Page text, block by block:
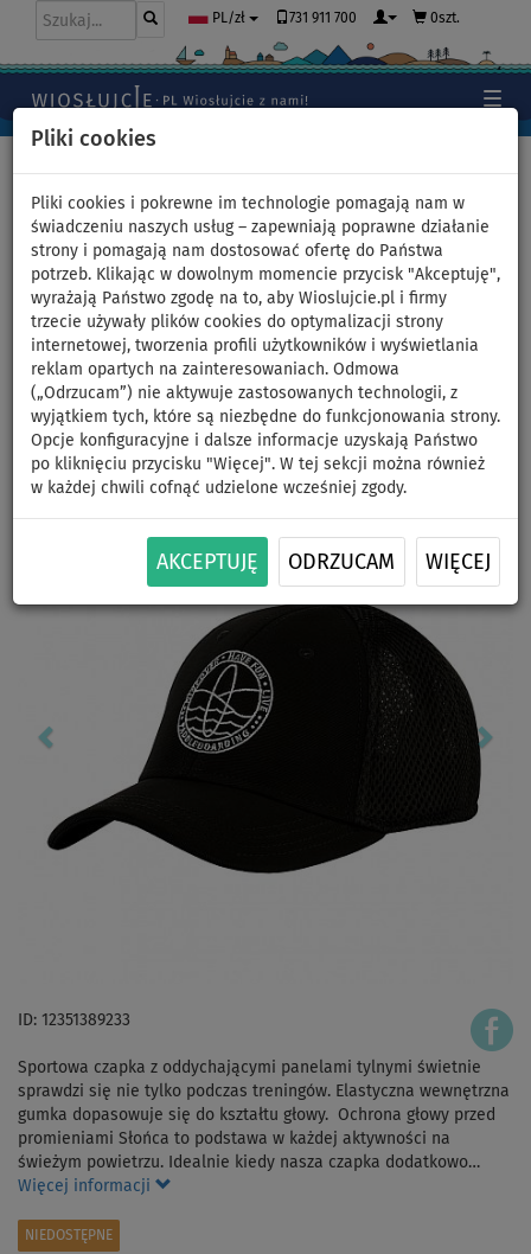
Pliki cookies
Pliki cookies i pokrewne im technologie pomagają nam w
świadczeniu naszych usług – zapewniają poprawne działanie
strony i pomagają nam dostosować ofertę do Państwa
potrzeb. Klikając w dowolnym momencie przycisk "Akceptuję",
wyrażają Państwo zgodę na to, aby Wioslujcie.pl i firmy
trzecie używały plików cookies do optymalizacji strony
internetowej, tworzenia profili użytkowników i wyświetlania
reklam opartych na zainteresowaniach. Odmowa
(„Odrzucam”) nie aktywuje zastosowanych technologii, z
wyjątkiem tych, które są niezbędne do funkcjonowania strony.
Opcje konfiguracyjne i dalsze informacje uzyskają Państwo
po kliknięciu przycisku "Więcej". W tej sekcji można również
w każdej chwili cofnąć udzielone wcześniej zgody.
AKCEPTUJĘ ODRZUCAM WIĘCEJ
PL/zł 731 911 700 0szt.
Czapka z daszkiem sportowa
PADDLEBOARDING czarna z
białym logo
Previous
ID: 12351389233
Sportowa czapka z oddychającymi panelami tylnymi świetnie
sprawdzi się nie tylko podczas treningów. Elastyczna wewnętrzna
gumka dopasowuje się do kształtu głowy. Ochrona głowy przed
promieniami Słońca to podstawa w każdej aktywności na
świeżym powietrzu. Idealnie kiedy nasza czapka dodatkowo…
Więcej informacji
NIEDOSTĘPNE